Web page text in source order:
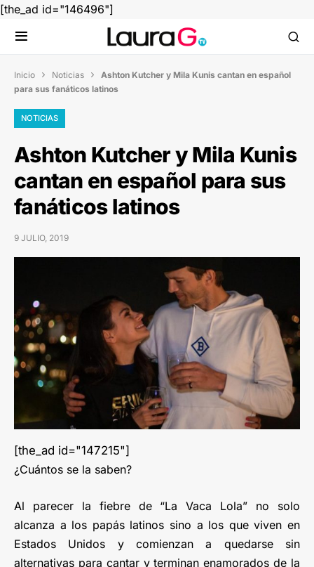
[the_ad id="146496"]
Inicio  Noticias  Ashton Kutcher y Mila Kunis cantan en español
para sus fanáticos latinos
NOTICIAS
Ashton Kutcher y Mila Kunis
cantan en español para sus
fanáticos latinos
9 JULIO, 2019
[the_ad id="147215"]
¿Cuántos se la saben?
Al parecer la fiebre de “La Vaca Lola” no solo
alcanza a los papás latinos sino a los que viven en
Estados Unidos y comienzan a quedarse sin
alternativas para cantar y terminan enamorados de la